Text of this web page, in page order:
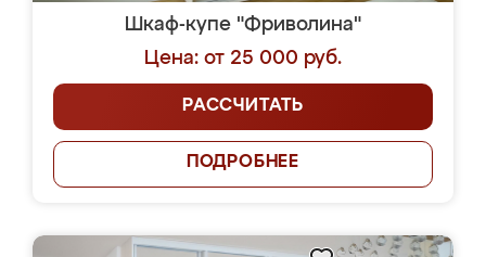
Шкаф-купе "Фриволина"
Цена: от 25 000 руб.
РАССЧИТАТЬ
ПОДРОБНЕЕ